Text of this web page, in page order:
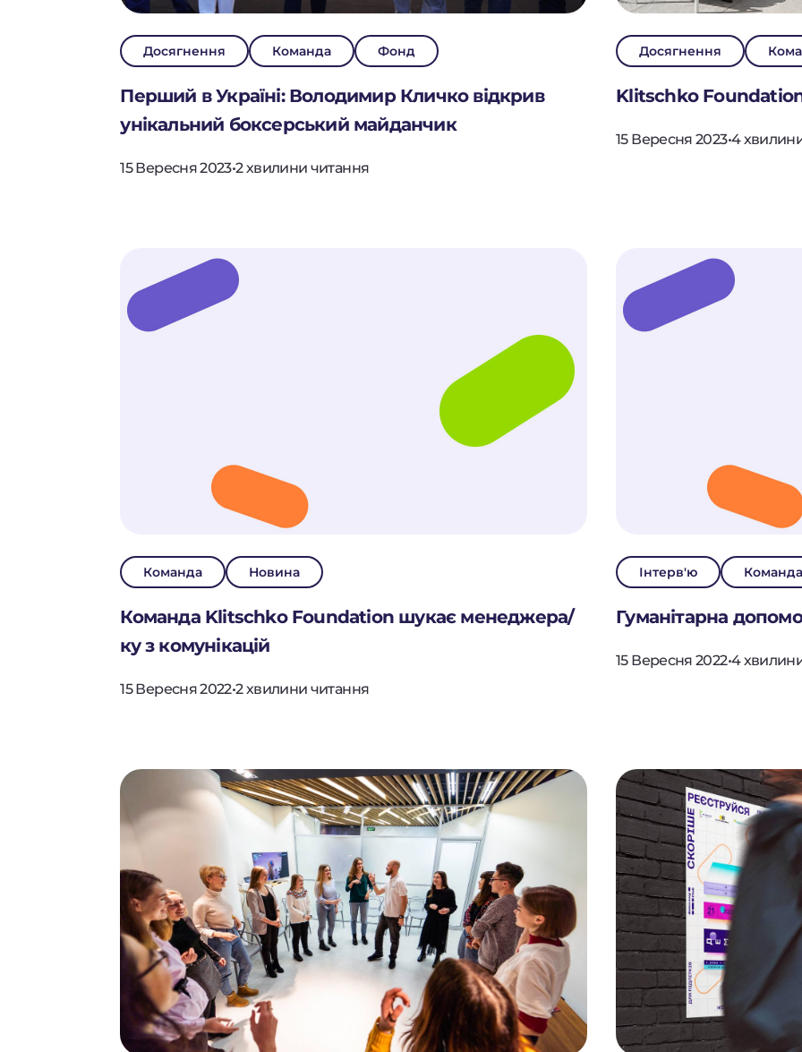
ПРО ФОНД
ПРОЄКТИ
НОВИНИ
ДІЯЛЬНІСТЬ
ПІДТРИМАТИ
Досягнення Команда Фонд
Перший в Україні: Володимир Кличко відкрив
унікальний боксерський майданчик
15 Вересня 2023•2 хвилини читання
Досягнення
Klitschko
15 Вересня 2023•4
Команда Новина
Команда Klitschko Foundation шукає менеджера/
ку з комунікацій
15 Вересня 2022•2 хвилини читання
Інтерв'ю
Гуманітарна
15 Вересня 2022•4